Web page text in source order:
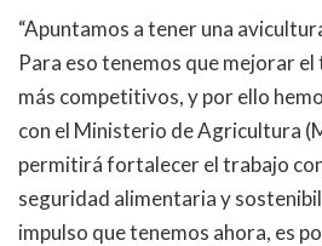
“Apuntamos a tener una
Para eso tenemos que mejorar
más competitivos, y por ello
con el Ministerio de Agricultura
permitirá fortalecer el trabajo
seguridad alimentaria y
impulso que tenemos ahora, es